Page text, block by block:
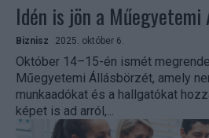
Idén is jön a Műegyetemi
Biznisz 2025. október 6.
Október 14–15-én ismét
Műegyetemi Állásbörzét, amely
munkaadókat és a hallgatókat
képet is ad arról,...